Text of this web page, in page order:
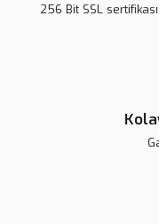
256 Bit SSL